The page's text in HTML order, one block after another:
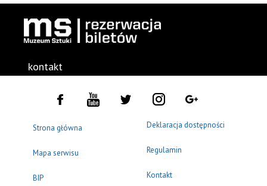
kontakt
Strona główna
Mapa serwisu
BIP
Deklaracja dostępności
Regulamin
Kontakt